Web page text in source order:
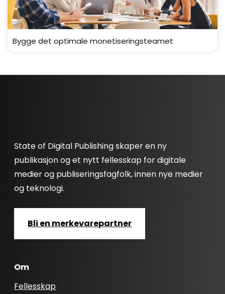
Bygge det optimale monetiseringsteamet
State of Digital Publishing skaper en ny
publikasjon og et nytt fellesskap for digitale
medier og publiseringsfagfolk, innen nye medier
og teknologi.
Bli en merkevarepartner
Om
Fellesskap